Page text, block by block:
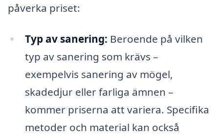
påverka priset:
Typ av sanering: Beroende på vilken
typ av sanering som krävs –
exempelvis sanering av mögel,
skadedjur eller farliga ämnen –
kommer priserna att variera. Specifika
metoder och material kan också